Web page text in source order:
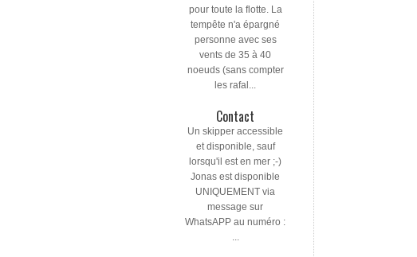
pour toute la flotte. La
tempête n'a épargné
personne avec ses
vents de 35 à 40
noeuds (sans compter
les rafal...
Contact
Un skipper accessible
et disponible, sauf
lorsqu'il est en mer ;-)
Jonas est disponible
UNIQUEMENT via
message sur
WhatsAPP au numéro :